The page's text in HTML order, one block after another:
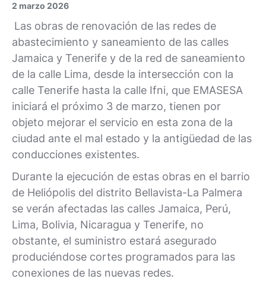
2 marzo 2026
Las obras de renovación de las redes de
abastecimiento y saneamiento de las calles
Jamaica y Tenerife y de la red de saneamiento
de la calle Lima, desde la intersección con la
calle Tenerife hasta la calle Ifni, que EMASESA
iniciará el próximo 3 de marzo, tienen por
objeto mejorar el servicio en esta zona de la
ciudad ante el mal estado y la antigüedad de las
conducciones existentes.
Durante la ejecución de estas obras en el barrio
de Heliópolis del distrito Bellavista-La Palmera
se verán afectadas las calles Jamaica, Perú,
Lima, Bolivia, Nicaragua y Tenerife, no
obstante, el suministro estará asegurado
produciéndose cortes programados para las
conexiones de las nuevas redes.